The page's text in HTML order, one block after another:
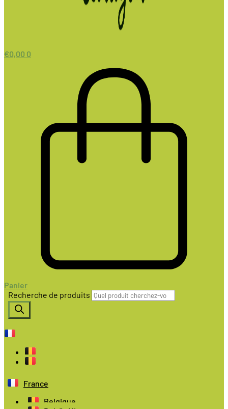
€0,00 0
Panier
Recherche de produits
France
Belgique